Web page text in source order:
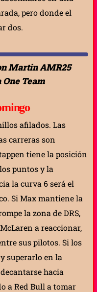
pero donde el
dos.
Martin AMR25
Team
afilados. Las
carreras son
tiene la posición
puntos y la
la curva 6 será el
Si Max mantiene la
la zona de DRS,
a reaccionar,
sus pilotos. Si los
superarlo en la
hacia
a Red Bull a tomar